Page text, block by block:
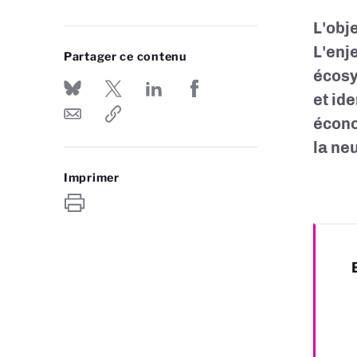
Partager ce contenu
Imprimer
et
la